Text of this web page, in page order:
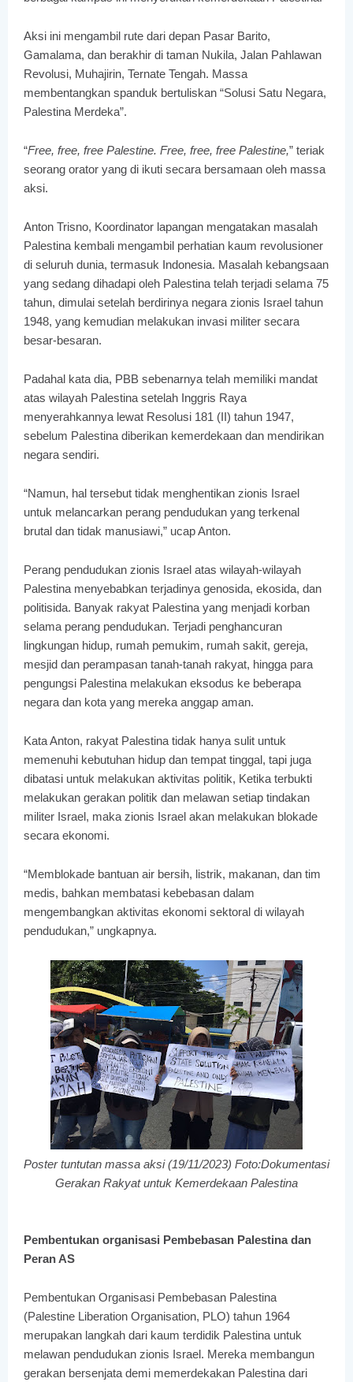
Aksi ini mengambil rute dari depan Pasar Barito,
Gamalama, dan berakhir di taman Nukila, Jalan Pahlawan
Revolusi, Muhajirin, Ternate Tengah. Massa
membentangkan spanduk bertuliskan “Solusi Satu Negara,
Palestina Merdeka”.
“Free, free, free Palestine. Free, free, free Palestine,” teriak
seorang orator yang di ikuti secara bersamaan oleh massa
aksi.
Anton Trisno, Koordinator lapangan mengatakan masalah
Palestina kembali mengambil perhatian kaum revolusioner
di seluruh dunia, termasuk Indonesia. Masalah kebangsaan
yang sedang dihadapi oleh Palestina telah terjadi selama 75
tahun, dimulai setelah berdirinya negara zionis Israel tahun
1948, yang kemudian melakukan invasi militer secara
besar-besaran.
Padahal kata dia, PBB sebenarnya telah memiliki mandat
atas wilayah Palestina setelah Inggris Raya
menyerahkannya lewat Resolusi 181 (II) tahun 1947,
sebelum Palestina diberikan kemerdekaan dan mendirikan
negara sendiri.
“Namun, hal tersebut tidak menghentikan zionis Israel
untuk melancarkan perang pendudukan yang terkenal
brutal dan tidak manusiawi,” ucap Anton.
Perang pendudukan zionis Israel atas wilayah-wilayah
Palestina menyebabkan terjadinya genosida, ekosida, dan
politisida. Banyak rakyat Palestina yang menjadi korban
selama perang pendudukan. Terjadi penghancuran
lingkungan hidup, rumah pemukim, rumah sakit, gereja,
mesjid dan perampasan tanah-tanah rakyat, hingga para
pengungsi Palestina melakukan eksodus ke beberapa
negara dan kota yang mereka anggap aman.
Kata Anton, rakyat Palestina tidak hanya sulit untuk
memenuhi kebutuhan hidup dan tempat tinggal, tapi juga
dibatasi untuk melakukan aktivitas politik, Ketika terbukti
melakukan gerakan politik dan melawan setiap tindakan
militer Israel, maka zionis Israel akan melakukan blokade
secara ekonomi.
“Memblokade bantuan air bersih, listrik, makanan, dan tim
medis, bahkan membatasi kebebasan dalam
mengembangkan aktivitas ekonomi sektoral di wilayah
pendudukan,” ungkapnya.
Poster tuntutan massa aksi (19/11/2023) Foto:Dokumentasi
Gerakan Rakyat untuk Kemerdekaan Palestina
Pembentukan organisasi Pembebasan Palestina dan
Peran AS
Pembentukan Organisasi Pembebasan Palestina
(Palestine Liberation Organisation, PLO) tahun 1964
merupakan langkah dari kaum terdidik Palestina untuk
melawan pendudukan zionis Israel. Mereka membangun
gerakan bersenjata demi memerdekakan Palestina dari